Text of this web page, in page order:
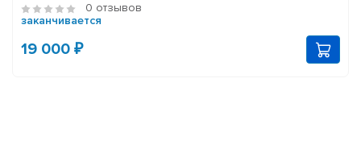
0 отзывов
заканчивается
19 000 ₽